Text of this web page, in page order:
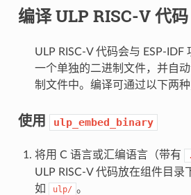
编译 ULP RISC-V 代码
ULP RISC-V 代码会与 ESP-
一个单独的二进制文件，并自
制文件中。编译可通过以下两种
使用 ulp_embed_binary
将用 C 语言或汇编语言（带有
ULP RISC-V 代码放在组件目录
如
ulp/ 。